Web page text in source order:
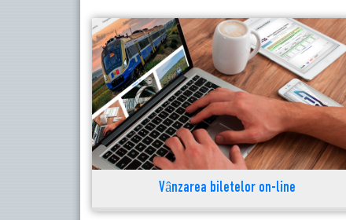
Vânzarea biletelor on-line